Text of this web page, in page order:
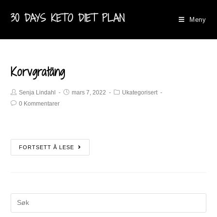
30 DAYS KETO DIET PLAN Meny
Korvgratäng
Senja Lindahl mars 7, 2022
Ukategorisert
0 Kommentarer
FORTSETT Å LESE